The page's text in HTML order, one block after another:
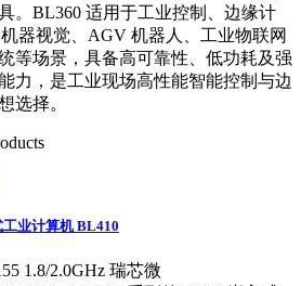
。BL360 适用于工业控制、边缘计
器视觉、AGV 机器人、工业物联网
等场景，具备高可靠性、低功耗及强
力，是工业现场高性能智能控制与边
选择。
业计算机 BL410
1.8/2.0GHz 瑞芯微